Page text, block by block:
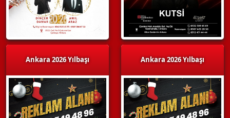
Ankara 2026 Yılbaşı Ankara 2026 Yılbaşı